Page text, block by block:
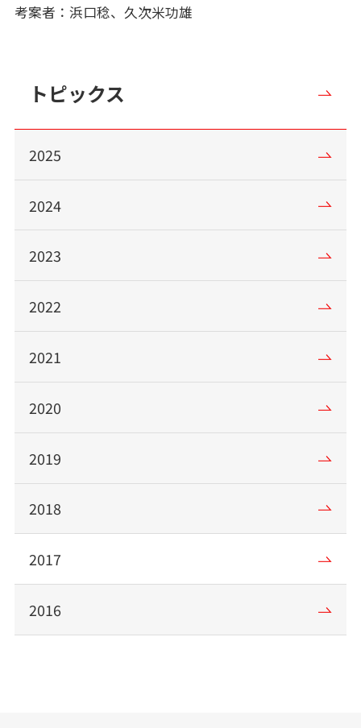
考案者：浜口稔、久次米功雄
トピックス
2025
2024
2023
2022
2021
2020
2019
2018
2017
2016